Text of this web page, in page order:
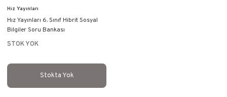
Hız Yayınları
Hız Yayınları 6. Sınıf Hibrit Sosyal
Bilgiler Soru Bankası
STOK YOK
Stokta Yok